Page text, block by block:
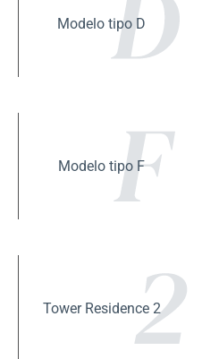
Modelo tipo D
Modelo tipo F
Tower Residence 2